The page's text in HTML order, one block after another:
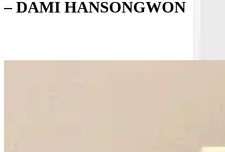
– DAMI HANSONGWON